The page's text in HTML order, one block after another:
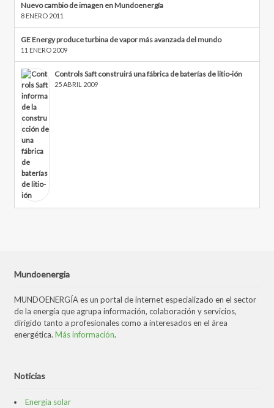
Nuevo cambio de imagen en Mundoenergía
8 ENERO 2011
GE Energy produce turbina de vapor más avanzada del mundo
11 ENERO 2009
Controls Saft construirá una fábrica de baterías de litio-ión
25 ABRIL 2009
Mundoenergia
MUNDOENERGÍA es un portal de internet especializado en el sector
de la energía que agrupa información, colaboración y servicios,
dirigido tanto a profesionales como a interesados en el área
energética. Más información.
Noticias
Energía solar